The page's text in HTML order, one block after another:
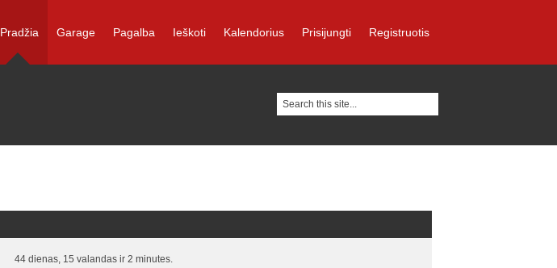
Pradžia Garage Pagalba Ieškoti Kalendorius Prisijungti Registruotis
44 dienas, 15 valandas ir 2 minutes.